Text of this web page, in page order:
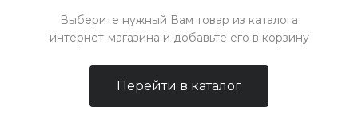
Выберите нужный Вам товар из каталога
интернет-магазина и добавьте его в корзину
Перейти в каталог